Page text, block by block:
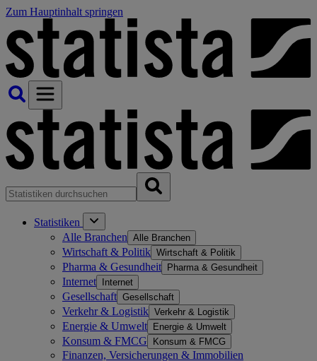
Zum Hauptinhalt springen
Statistiken
Alle Branchen Alle Branchen
Wirtschaft & Politik Wirtschaft & Politik
Pharma & Gesundheit Pharma & Gesundheit
Internet Internet
Gesellschaft Gesellschaft
Verkehr & Logistik Verkehr & Logistik
Energie & Umwelt Energie & Umwelt
Konsum & FMCG Konsum & FMCG
Finanzen, Versicherungen & Immobilien